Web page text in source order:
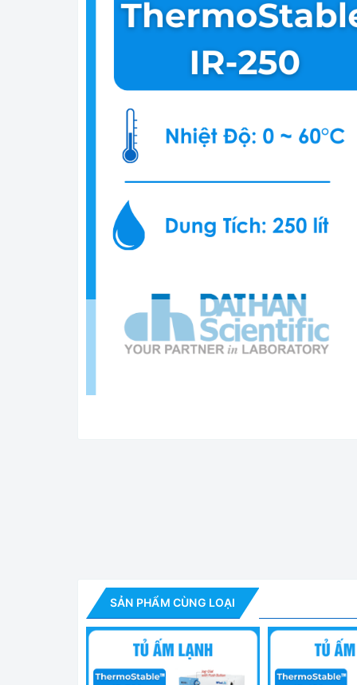
✅ Chứng nhận CE, UL/CUL
✅ Bảo hiểm PL (trách nhiệm với sản phẩm)
✅ Chứng nhận và Truy suất nguồn gốc được
sở dữ liệu theo dõi.
SẢN PHẨM CÙNG LOẠI